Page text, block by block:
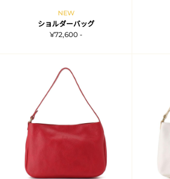
NEW
ショルダーバッグ
¥72,600 -